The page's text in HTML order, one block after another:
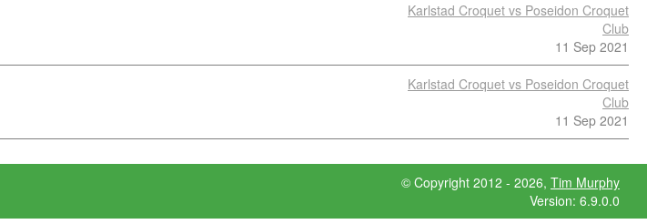
Karlstad Croquet vs Poseidon Croquet
Club
11 Sep 2021
Karlstad Croquet vs Poseidon Croquet
Club
11 Sep 2021
© Copyright 2012 - 2026, Tim Murphy
Version: 6.9.0.0